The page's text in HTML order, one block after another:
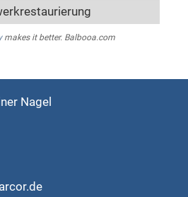
makes it better. Balbooa.com
Nagel